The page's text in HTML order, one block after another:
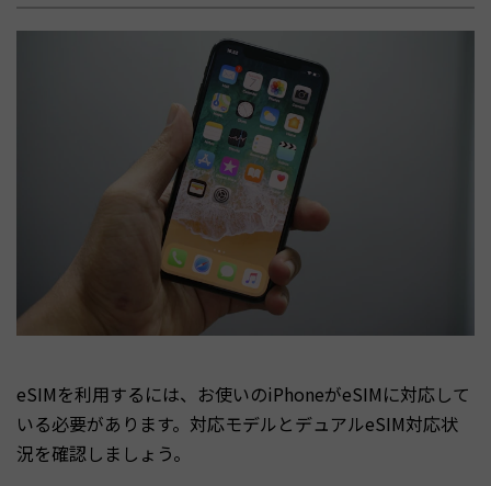
eSIMを利用するには、お使いのiPhoneがeSIMに対応して
いる必要があります。対応モデルとデュアルeSIM対応状
況を確認しましょう。